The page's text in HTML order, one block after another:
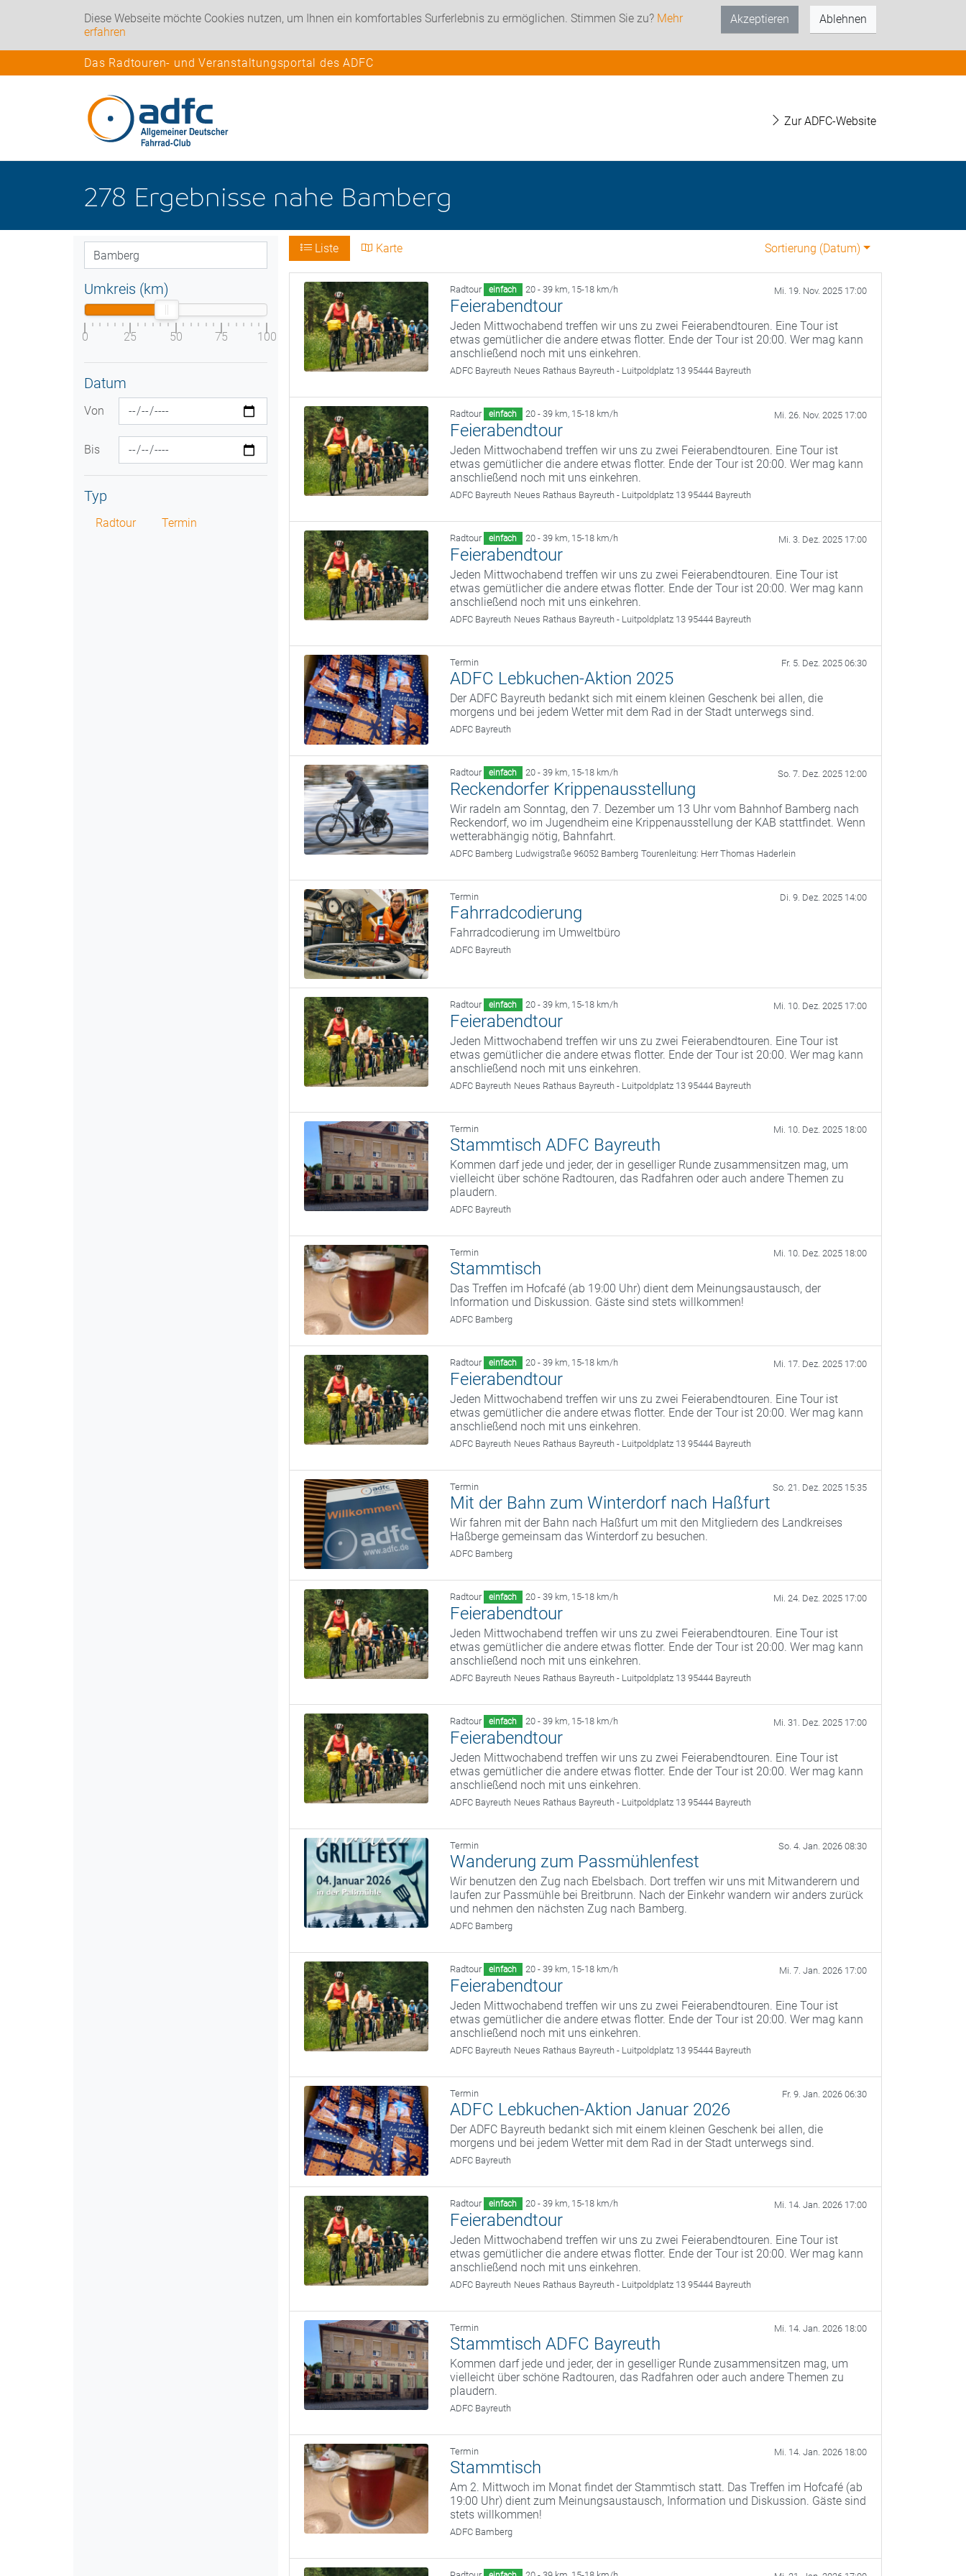
Diese Webseite möchte Cookies nutzen, um Ihnen ein komfortables Surferlebnis zu ermöglichen. Stimmen Sie zu? Mehr
erfahren
Akzeptieren Ablehnen
Das Radtouren- und Veranstaltungsportal des ADFC
Zur ADFC-Website
278 Ergebnisse nahe Bamberg
Umkreis (km)
0 25 50 75 100
Datum
Von
Bis
Typ
Radtour Termin
Liste Karte Sortierung (Datum)
Radtour einfach 20 - 39 km, 15-18 km/h Mi. 19. Nov. 2025 17:00
Feierabendtour
Jeden Mittwochabend treffen wir uns zu zwei Feierabendtouren. Eine Tour ist
etwas gemütlicher die andere etwas flotter. Ende der Tour ist 20:00. Wer mag kann
anschließend noch mit uns einkehren.
ADFC Bayreuth Neues Rathaus Bayreuth - Luitpoldplatz 13 95444 Bayreuth
Radtour einfach 20 - 39 km, 15-18 km/h Mi. 26. Nov. 2025 17:00
Feierabendtour
Jeden Mittwochabend treffen wir uns zu zwei Feierabendtouren. Eine Tour ist
etwas gemütlicher die andere etwas flotter. Ende der Tour ist 20:00. Wer mag kann
anschließend noch mit uns einkehren.
ADFC Bayreuth Neues Rathaus Bayreuth - Luitpoldplatz 13 95444 Bayreuth
Radtour einfach 20 - 39 km, 15-18 km/h Mi. 3. Dez. 2025 17:00
Feierabendtour
Jeden Mittwochabend treffen wir uns zu zwei Feierabendtouren. Eine Tour ist
etwas gemütlicher die andere etwas flotter. Ende der Tour ist 20:00. Wer mag kann
anschließend noch mit uns einkehren.
ADFC Bayreuth Neues Rathaus Bayreuth - Luitpoldplatz 13 95444 Bayreuth
Termin Fr. 5. Dez. 2025 06:30
ADFC Lebkuchen-Aktion 2025
Der ADFC Bayreuth bedankt sich mit einem kleinen Geschenk bei allen, die
morgens und bei jedem Wetter mit dem Rad in der Stadt unterwegs sind.
ADFC Bayreuth
Radtour einfach 20 - 39 km, 15-18 km/h So. 7. Dez. 2025 12:00
Reckendorfer Krippenausstellung
Wir radeln am Sonntag, den 7. Dezember um 13 Uhr vom Bahnhof Bamberg nach
Reckendorf, wo im Jugendheim eine Krippenausstellung der KAB stattfindet. Wenn
wetterabhängig nötig, Bahnfahrt.
ADFC Bamberg Ludwigstraße 96052 Bamberg Tourenleitung: Herr Thomas Haderlein
Termin Di. 9. Dez. 2025 14:00
Fahrradcodierung
Fahrradcodierung im Umweltbüro
ADFC Bayreuth
Radtour einfach 20 - 39 km, 15-18 km/h Mi. 10. Dez. 2025 17:00
Feierabendtour
Jeden Mittwochabend treffen wir uns zu zwei Feierabendtouren. Eine Tour ist
etwas gemütlicher die andere etwas flotter. Ende der Tour ist 20:00. Wer mag kann
anschließend noch mit uns einkehren.
ADFC Bayreuth Neues Rathaus Bayreuth - Luitpoldplatz 13 95444 Bayreuth
Termin Mi. 10. Dez. 2025 18:00
Stammtisch ADFC Bayreuth
Kommen darf jede und jeder, der in geselliger Runde zusammensitzen mag, um
vielleicht über schöne Radtouren, das Radfahren oder auch andere Themen zu
plaudern.
ADFC Bayreuth
Termin Mi. 10. Dez. 2025 18:00
Stammtisch
Das Treffen im Hofcafé (ab 19:00 Uhr) dient dem Meinungsaustausch, der
Information und Diskussion. Gäste sind stets willkommen!
ADFC Bamberg
Radtour einfach 20 - 39 km, 15-18 km/h Mi. 17. Dez. 2025 17:00
Feierabendtour
Jeden Mittwochabend treffen wir uns zu zwei Feierabendtouren. Eine Tour ist
etwas gemütlicher die andere etwas flotter. Ende der Tour ist 20:00. Wer mag kann
anschließend noch mit uns einkehren.
ADFC Bayreuth Neues Rathaus Bayreuth - Luitpoldplatz 13 95444 Bayreuth
Termin So. 21. Dez. 2025 15:35
Mit der Bahn zum Winterdorf nach Haßfurt
Wir fahren mit der Bahn nach Haßfurt um mit den Mitgliedern des Landkreises
Haßberge gemeinsam das Winterdorf zu besuchen.
ADFC Bamberg
Radtour einfach 20 - 39 km, 15-18 km/h Mi. 24. Dez. 2025 17:00
Feierabendtour
Jeden Mittwochabend treffen wir uns zu zwei Feierabendtouren. Eine Tour ist
etwas gemütlicher die andere etwas flotter. Ende der Tour ist 20:00. Wer mag kann
anschließend noch mit uns einkehren.
ADFC Bayreuth Neues Rathaus Bayreuth - Luitpoldplatz 13 95444 Bayreuth
Radtour einfach 20 - 39 km, 15-18 km/h Mi. 31. Dez. 2025 17:00
Feierabendtour
Jeden Mittwochabend treffen wir uns zu zwei Feierabendtouren. Eine Tour ist
etwas gemütlicher die andere etwas flotter. Ende der Tour ist 20:00. Wer mag kann
anschließend noch mit uns einkehren.
ADFC Bayreuth Neues Rathaus Bayreuth - Luitpoldplatz 13 95444 Bayreuth
Termin So. 4. Jan. 2026 08:30
Wanderung zum Passmühlenfest
Wir benutzen den Zug nach Ebelsbach. Dort treffen wir uns mit Mitwanderern und
laufen zur Passmühle bei Breitbrunn. Nach der Einkehr wandern wir anders zurück
und nehmen den nächsten Zug nach Bamberg.
ADFC Bamberg
Radtour einfach 20 - 39 km, 15-18 km/h Mi. 7. Jan. 2026 17:00
Feierabendtour
Jeden Mittwochabend treffen wir uns zu zwei Feierabendtouren. Eine Tour ist
etwas gemütlicher die andere etwas flotter. Ende der Tour ist 20:00. Wer mag kann
anschließend noch mit uns einkehren.
ADFC Bayreuth Neues Rathaus Bayreuth - Luitpoldplatz 13 95444 Bayreuth
Termin Fr. 9. Jan. 2026 06:30
ADFC Lebkuchen-Aktion Januar 2026
Der ADFC Bayreuth bedankt sich mit einem kleinen Geschenk bei allen, die
morgens und bei jedem Wetter mit dem Rad in der Stadt unterwegs sind.
ADFC Bayreuth
Radtour einfach 20 - 39 km, 15-18 km/h Mi. 14. Jan. 2026 17:00
Feierabendtour
Jeden Mittwochabend treffen wir uns zu zwei Feierabendtouren. Eine Tour ist
etwas gemütlicher die andere etwas flotter. Ende der Tour ist 20:00. Wer mag kann
anschließend noch mit uns einkehren.
ADFC Bayreuth Neues Rathaus Bayreuth - Luitpoldplatz 13 95444 Bayreuth
Termin Mi. 14. Jan. 2026 18:00
Stammtisch ADFC Bayreuth
Kommen darf jede und jeder, der in geselliger Runde zusammensitzen mag, um
vielleicht über schöne Radtouren, das Radfahren oder auch andere Themen zu
plaudern.
ADFC Bayreuth
Termin Mi. 14. Jan. 2026 18:00
Stammtisch
Am 2. Mittwoch im Monat findet der Stammtisch statt. Das Treffen im Hofcafé (ab
19:00 Uhr) dient zum Meinungsaustausch, Information und Diskussion. Gäste sind
stets willkommen!
ADFC Bamberg